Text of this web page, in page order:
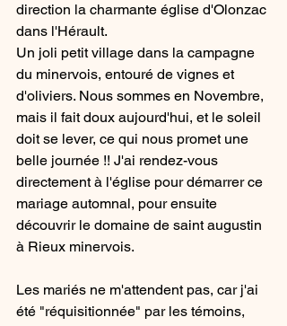
direction la charmante église d'Olonzac
dans l'Hérault.
Un joli petit village dans la campagne
du minervois, entouré de vignes et
d'oliviers. Nous sommes en Novembre,
mais il fait doux aujourd'hui, et le soleil
doit se lever, ce qui nous promet une
belle journée !! J'ai rendez-vous
directement à l'église pour démarrer ce
mariage automnal, pour ensuite
découvrir le domaine de saint augustin
à Rieux minervois.
Les mariés ne m'attendent pas, car j'ai
été "réquisitionnée" par les témoins,